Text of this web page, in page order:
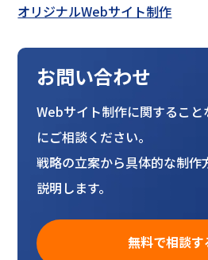
オリジナルWebサイト制作
お問い合わせ
Webサイト制作に関するこ
にご相談ください。
戦略の立案から具体的な制作
説明します。
無料で相談す